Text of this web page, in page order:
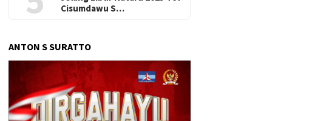
Cisumdawu S…
ANTON S SURATTO